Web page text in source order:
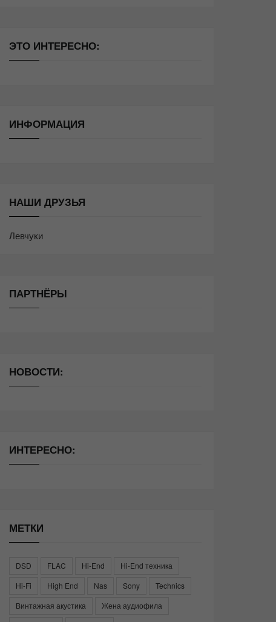
ЭТО ИНТЕРЕСНО:
ИНФОРМАЦИЯ
НАШИ ДРУЗЬЯ
Левчуки
ПАРТНЁРЫ
НОВОСТИ:
ИНТЕРЕСНО:
МЕТКИ
DSD FLAC Hi-End
Hi-End техника
Hi-Fi
High End Nas Sony
Technics
Винтажная акустика
Жена аудиофила